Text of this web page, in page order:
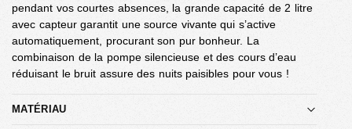
pendant vos courtes absences, la grande capacité de 2 litre
avec capteur garantit une source vivante qui s’active
automatiquement, procurant son pur bonheur. La
combinaison de la pompe silencieuse et des cours d’eau
réduisant le bruit assure des nuits paisibles pour vous !
MATÉRIAU